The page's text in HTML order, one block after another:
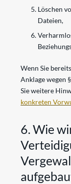
Löschen
Dateien,
Wenn Sie
Anklage wegen
Sie weitere
konkreten
6. Wie